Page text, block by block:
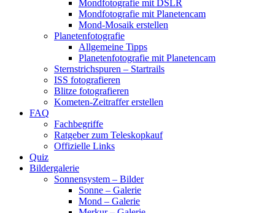
Mondfotografie mit DSLR
Mondfotografie mit Planetencam
Mond-Mosaik erstellen
Planetenfotografie
Allgemeine Tipps
Planetenfotografie mit Planetencam
Sternstrichspuren – Startrails
ISS fotografieren
Blitze fotografieren
Kometen-Zeitraffer erstellen
FAQ
Fachbegriffe
Ratgeber zum Teleskopkauf
Offizielle Links
Quiz
Bildergalerie
Sonnensystem – Bilder
Sonne – Galerie
Mond – Galerie